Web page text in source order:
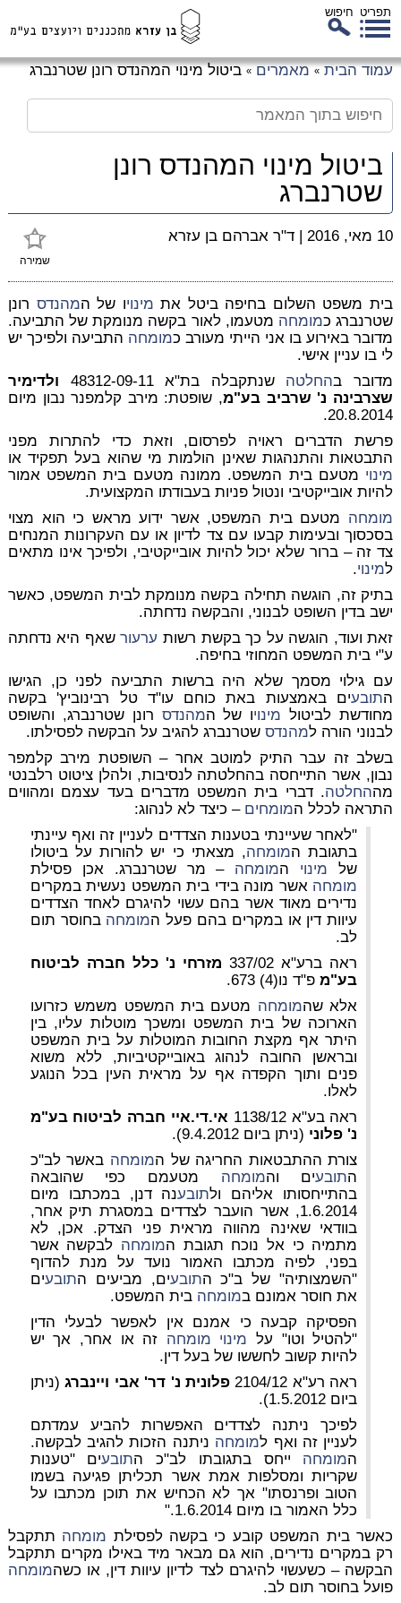
תפריט חיפוש
עמוד הבית » מאמרים » ביטול מינוי המהנדס רונן שטרנברג
ביטול מינוי המהנדס רונן
שטרנברג
שמירה
10 מאי, 2016 | ד"ר אברהם בן עזרא
בית משפט השלום בחיפה ביטל את מינויו של המהנדס רונן
שטרנברג כמומחה מטעמו, לאור בקשה מנומקת של התביעה.
מדובר באירוע בו אני הייתי מעורב כמומחה התביעה ולפיכך יש
לי בו עניין אישי.
מדובר בהחלטה שנתקבלה בת"א 48312-0 9-11
ולדימיר
שצרבינה נ' שרביב בע"מ, שופטת: מירב קלמפנר נבון מיום
20.8.2014.
פרשת הדברים ראויה לפרסום, וזאת כדי להתרות מפני
התבטאות והתנהגות שאינן הולמות מי שהוא בעל תפקיד או
מינוי מטעם בית המשפט. ממונה מטעם בית המשפט אמור
להיות אובייקטיבי ונטול פניות בעבודתו המקצועית.
מומחה מטעם בית המשפט, אשר ידוע מראש כי הוא מצוי
בסכסוך ובעימות קבעו עם צד לדיון או עם העקרונות המנחים
צד זה – ברור שלא יכול להיות אובייקטיבי, ולפיכך אינו מתאים
למינוי.
בתיק זה, הוגשה תחילה בקשה מנומקת לבית המשפט, כאשר
ישב בדין השופט לבנוני, והבקשה נדחתה.
זאת ועוד, הוגשה על כך בקשת רשות ערעורשאף היא נדחתה
ע"י בית המשפט המחוזי בחיפה.
עם גילוי מסמך שלא היה ברשות התביעה לפני כן, הגישו
התובעים באמצעות באת כוחם עו"ד טל רבינוביץ' בקשה
מחודשת לביטול מינויו של המהנדס רונן שטרנברג, והשופט
לבנוני הורה למהנדסשטרנברג להגיב על הבקשה לפסילתו.
בשלב זה עבר התיק למוטב אחר – השופטת מירב קלמפר
נבון, אשר התייחסה בהחלטתה לנסיבות, ולהלן ציטוט רלבנטי
מההחלטה. דברי בית המשפט מדברים בעד עצמם ומהווים
התראה לכלל המומחים – כיצד לא לנהוג:
"לאחר שעיינתי בטענות הצדדים לעניין זה ואף עיינתי
בתגובת המומחה, מצאתי כי יש להורות על ביטולו
של מינוי המומחה – מר שטרנברג. אכן פסילת
מומחה אשר מונה בידי בית המשפט נעשית במקרים
נדירים מאוד אשר בהם עשוי להיגרם לאחד הצדדים
עיוות דין או במקרים בהם פעל המומחה בחוסר תום
לב.
ראה ברע"א 337/02
מזרחי נ' כלל חברה לביטוח
בע"מפ"ד נו(4) 673.
אלא שהמומחה מטעם בית המשפט משמש כזרועו
הארוכה של בית המשפט ומשכך מוטלות עליו, בין
היתר אף מקצת החובות המוטלות על בית המשפט
ובראשן החובה לנהוג באובייקטיביות, ללא משוא
פנים ותוך הקפדה אף על מראית העין בכל הנוגע
לאלו.
ראה בע"א 1138/12
אי.די.איי חברה לביטוח בע"מ
נ' פלוני (ניתן ביום 9.4.2012).
צורת ההתבטאות החריגה של המומחה באשר לב"כ
התובעים והמומחה מטעמם כפי שהובאה
בהתייחסותו אליהם ולתובענה דנן, במכתבו מיום
1.6.2014, אשר הועבר לצדדים במסגרת תיק אחר,
בוודאי שאינה מהווה מראית פני הצדק. אכן, לא
מתמיה כי אל נוכח תגובת המומחה לבקשה אשר
בפני, לפיה מכתבו האמור נועד על מנת להדוף
"השמצותיה" של ב"כ התובעים, מביעים התובעים
את חוסר אמונם במומחה בית המשפט.
הפסיקה קבעה כי אמנם אין לאפשר לבעלי הדין
"להטיל וטו" על מינוי מומחה זה או אחר, אך יש
להיות קשוב לחששו של בעל דין.
ראה רע"א 2104/12
פלונית נ' דר' אבי ויינברג(ניתן
ביום 1.5.2012).
לפיכך ניתנה לצדדים האפשרות להביע עמדתם
לעניין זה ואף למומחה ניתנה הזכות להגיב לבקשה.
המומחה ייחס בתגובתו לב"כ התובעים "טענות
שקריות ומסלפות אמת אשר תכליתן פגיעה בשמו
הטוב ופרנסתו" אך לא הכחיש את תוכן מכתבו על
כלל האמור בו מיום 1.6.2014."
כאשר בית המשפט קובע כי בקשה לפסילת מומחה תתקבל
רק במקרים נדירים, הוא גם מבאר מיד באילו מקרים תתקבל
הבקשה – כשעשוי להיגרם לצד לדיון עיוות דין, או כשהמומחה
פועל בחוסר תום לב.